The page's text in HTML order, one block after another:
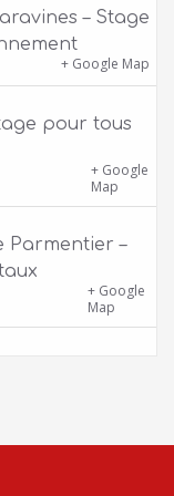
– Stage
+ Google Map
pour tous
+ Google
Map
Parmentier –
+ Google
Map